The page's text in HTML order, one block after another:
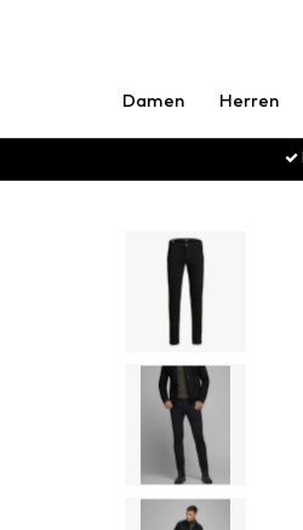
Damen Herren